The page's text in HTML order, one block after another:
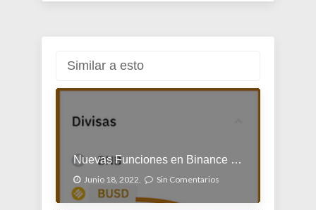
Similar a esto
Nuevas Funciones en Binance NFT
Junio 18, 2022. Sin Comentarios